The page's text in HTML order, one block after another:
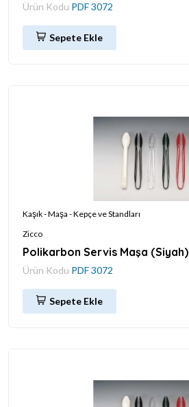
Ürün Kodu PDF 3072
Sepete Ekle
Kaşık - Maşa - Kepçe ve Standları
Zicco
Polikarbon Servis Maşa (Siyah)
Ürün Kodu PDF 3072
Sepete Ekle